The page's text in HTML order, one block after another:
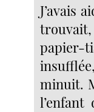
J’avais
papier-
minuit.